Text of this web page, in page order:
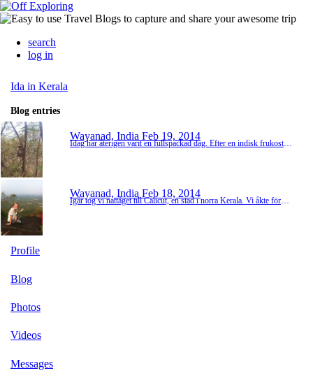
search
log in
Ida in Kerala
Blog entries
Wayanad, India Feb 19, 2014
Wayanad, India Feb 18, 2014
Igår tog vi nattåget till Calicut, en stad i norra Kerala. Vi åkte första klass och jag tror att vi alla var glada över att ha just första klass! Tågen här går nämligen inte att jämföra med dom vi har i Sverige. Priset var ändå väldigt billigt för denna tågresa. Trötta efter några timmars sömn nådde vi staden vid fem tiden på morgonen och där väntade en bussresa på två timmar för att komma till Bambu byn som ligger i Wayanad, Thrikkai...
Profile
Blog
Photos
Videos
Messages